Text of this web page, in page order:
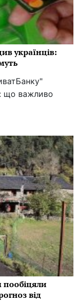
українців:
що важливо
пообіцяли
від